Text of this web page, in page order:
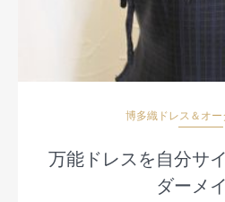
博多織ドレス＆オー
万能ドレスを自分サ
ダーメ